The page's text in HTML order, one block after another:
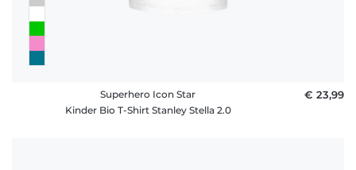
Superhero Icon Star
Kinder Bio T-Shirt Stanley Stella 2.0
€ 23,99